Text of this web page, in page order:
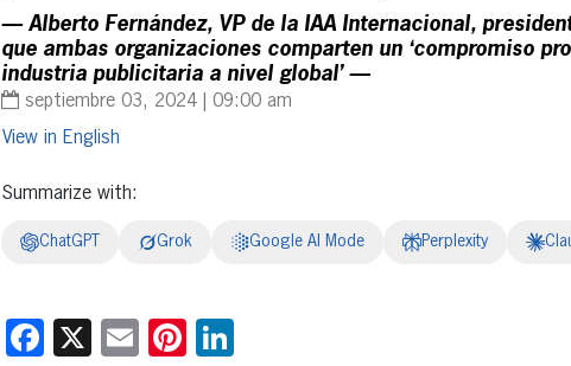
— Alberto Fernández, VP de la IAA Internacional,
que ambas organizaciones comparten un ‘compromiso
industria publicitaria a nivel global’ —
septiembre 03, 2024 | 09:00 am
English
Summarize with:
ChatGPT Grok Google AI Mode Perplexity
Facebook
X EmailPinterest